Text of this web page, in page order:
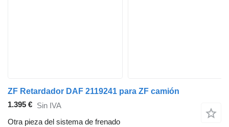
ZF Retardador DAF 2119241 para ZF camión
1.395 € Sin IVA
Otra pieza del sistema de frenado